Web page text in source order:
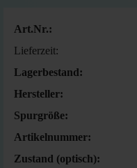
Art.Nr.:
Lieferzeit:
Lagerbestand:
Hersteller:
Spurgröße:
Artikelnummer:
Zustand (optisch):